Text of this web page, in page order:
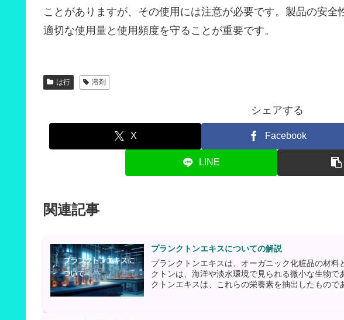
ことがありますが、その使用には注意が必要です。製品の安全
適切な使用量と使用頻度を守ることが重要です。
は行 溶剤
シェアする
X Facebook
LINE
関連記事
プランクトンエキスについての解説
プランクトンエキスは、オーガニック化粧品の材
クトンは、海洋や淡水環境で見られる微小な生物
クトンエキスは、これらの栄養素を抽出したもので